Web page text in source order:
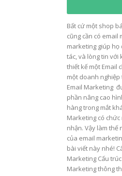
Bất cứ một shop
cũng cần có email
marketing giúp
tác, và lòng tin với
thiết kế một Email
một doanh nghiệp
Email Marketing
phần nâng cao
hàng trong mắt
Marketing có
nhận. Vậy làm thế
của email
bài viết này nhé!
Marketing Cấu
Marketing thông